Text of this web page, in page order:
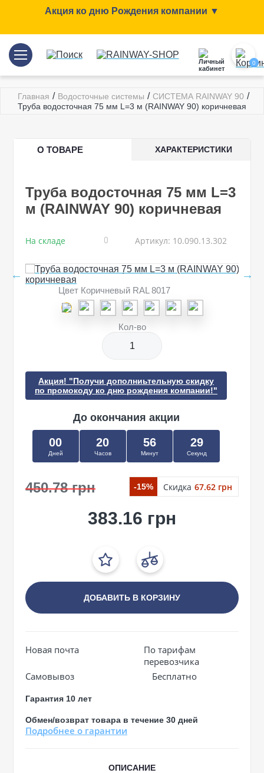
Акция ко дню Рождения компании ▼
0
Главная / Водосточные системы / СИСТЕМА RAINWAY 90 /
Труба водосточная 75 мм L=3 м (RAINWAY 90) коричневая
О ТОВАРЕ ХАРАКТЕРИСТИКИ
Труба водосточная 75 мм L=3
м (RAINWAY 90) коричневая
На складе 0 Артикул: 10.090.13.302
Цвет Коричневый RAL 8017
Кол-во
Акция! "Получи дополниьтельную скидку
по промокоду ко дню рождения компании!"
До окончания акции
00
Дней
20
Часов
56
Минут
29
Секунд
450.78 грн -15% Скидка 67.62 грн
383.16 грн
ДОБАВИТЬ В КОРЗИНУ
Новая почта
По тарифам
перевозчика
Самовывоз
Бесплатно
Гарантия 10 лет
Обмен/возврат товара в течение 30 дней
Подробнее о гарантии
ОПИСАНИЕ